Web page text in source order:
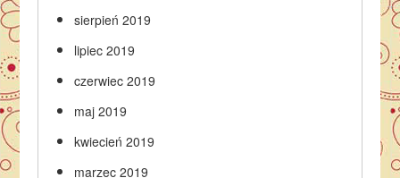
sierpień 2019
lipiec 2019
czerwiec 2019
maj 2019
kwiecień 2019
marzec 2019